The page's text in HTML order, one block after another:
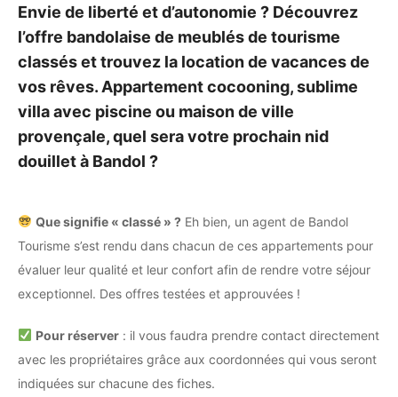
Envie de liberté et d’autonomie ? Découvrez
l’offre bandolaise de meublés de tourisme
classés et trouvez la location de vacances de
vos rêves. Appartement cocooning, sublime
villa avec piscine ou maison de ville
provençale, quel sera votre prochain nid
douillet à Bandol ?
Que signifie « classé » ? Eh bien, un agent de Bandol
Tourisme s’est rendu dans chacun de ces appartements pour
évaluer leur qualité et leur confort afin de rendre votre séjour
exceptionnel. Des offres testées et approuvées !
Pour réserver: il vous faudra prendre contact directement
avec les propriétaires grâce aux coordonnées qui vous seront
indiquées sur chacune des fiches.